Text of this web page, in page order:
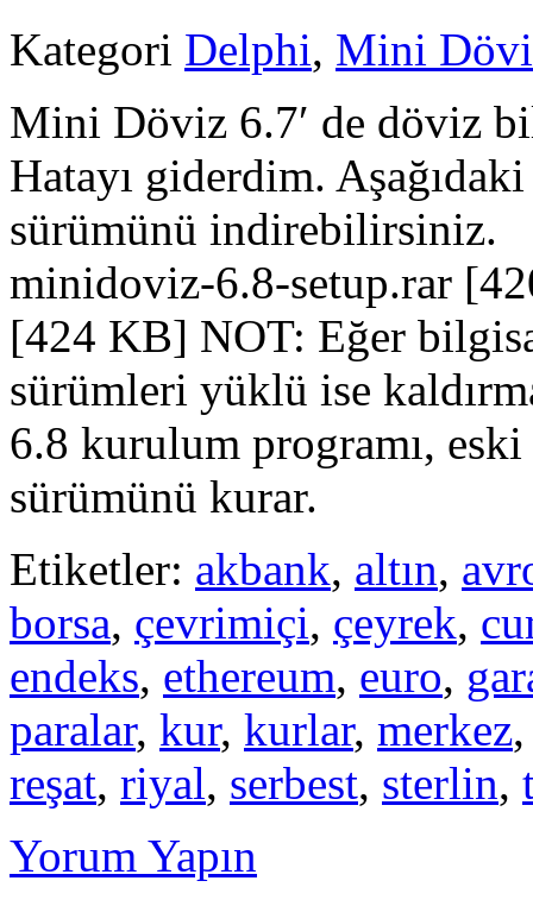
Kategori Delphi, Mini
Mini Döviz 6.7′ de döviz
Hatayı giderdim.
sürümünü
minidoviz-6.8-setup.rar
[424 KB] NOT: Eğer
sürümleri yüklü ise
6.8 kurulum programı,
sürümünü kurar.
Etiketler: akbank, altın,
borsa, çevrimiçi, çeyrek,
endeks, ethereum, euro,
paralar, kur, kurlar, merkez
reşat, riyal, serbest, sterlin,
Yorum Yapın